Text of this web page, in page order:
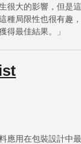
很大的影響，但是
種局限性也很有趣
得最佳結果。」
應用在包裝設計中